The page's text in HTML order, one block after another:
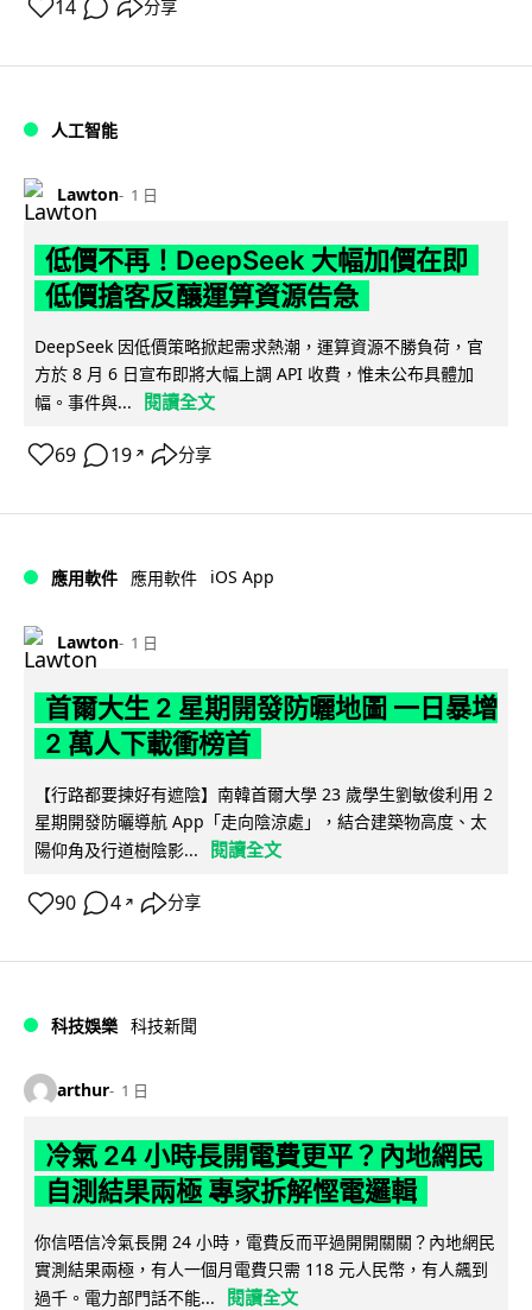
14 分享
人工智能
Lawton 1 日
低價不再！DeepSeek 大幅加價在即
低價搶客反釀運算資源告急
DeepSeek 因低價策略掀起需求熱潮，運算資源不勝負荷，官
方於 8 月 6 日宣布即將大幅上調 API 收費，惟未公布具體加
幅。事件與...
閱讀全文
69 19 ↗ 分享
應用軟件 應用軟件 iOS App
Lawton 1 日
首爾大生 2 星期開發防曬地圖 一日暴增
2 萬人下載衝榜首
【行路都要揀好有遮陰】南韓首爾大學 23 歲學生劉敏俊利用 2
星期開發防曬導航 App「走向陰涼處」，結合建築物高度、太
陽仰角及行道樹陰影...
閱讀全文
90 4 ↗ 分享
科技娛樂 科技新聞
arthur 1 日
冷氣 24 小時長開電費更平？內地網民
自測結果兩極 專家拆解慳電邏輯
你信唔信冷氣長開 24 小時，電費反而平過開開關關？內地網民
實測結果兩極，有人一個月電費只需 118 元人民幣，有人飆到
過千。電力部門話不能...
閱讀全文